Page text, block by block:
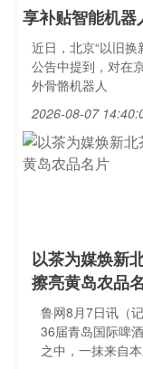
享补贴智能机
近日，北京“以旧
公告中提到，对在
外骨骼机器人
2026-08-07
以茶为媒焕新
擦亮黄岛农品
鲁网8月7日讯（
36届青岛国际啤
之中，一抹来自